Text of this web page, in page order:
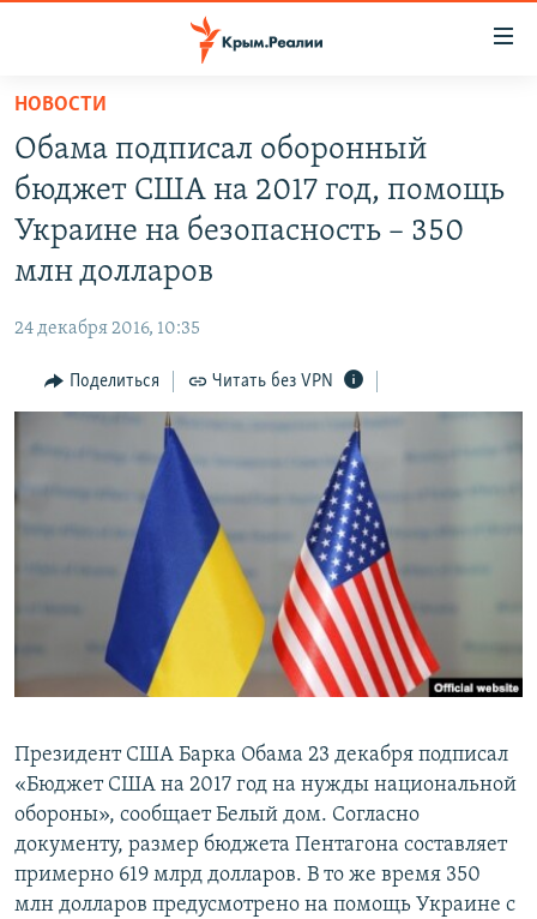
Вернуться
основному
содержанию
Вернутся
главной
Вернутся
поиску
НОВОСТИ
СПЕЦПРОЕКТЫ
ВОДА
ИНТЕРАКТИВ
ИНФОГРАФИКА
ТЕЛЕПРОЕКТ КРЫМ.РЕАЛИИ
СОВЕТЫ ПРАВОЗАЩИТНИКОВ
ПРОПАВШИЕ БЕЗ ВЕСТИ
ПОБЕДИТЕЛЕЙ НЕ СУДЯТ?
КРЫМ.НЕПОКОРЕННЫЙ
УКРАИНСКАЯ ПРОБЛЕМА КРЫМА
РАДІО СВОБОДА
КАК ОБОЙТИ БЛОКИРОВКУ
Українською
Qırımtatar
ПРИСОЕДИНЯЙТЕСЬ!
НОВОСТИ
Обама подписал оборонный
бюджет США на 2017 год, помощь
Украине на безопасность – 350
млн долларов
24 декабря 2016, 10:35
Поделиться Читать без VPN
Президент США Барка Обама 23 декабря подписал
«Бюджет США на 2017 год на нужды национальной
обороны», сообщает Белый дом. Согласно
документу, размер бюджета Пентагона составляет
примерно 619 млрд долларов. В то же время 350
млн долларов предусмотрено на помощь Украине с